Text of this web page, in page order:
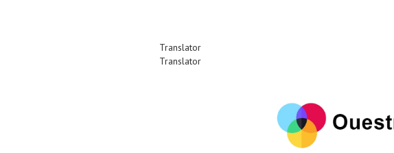
Translator
Translator